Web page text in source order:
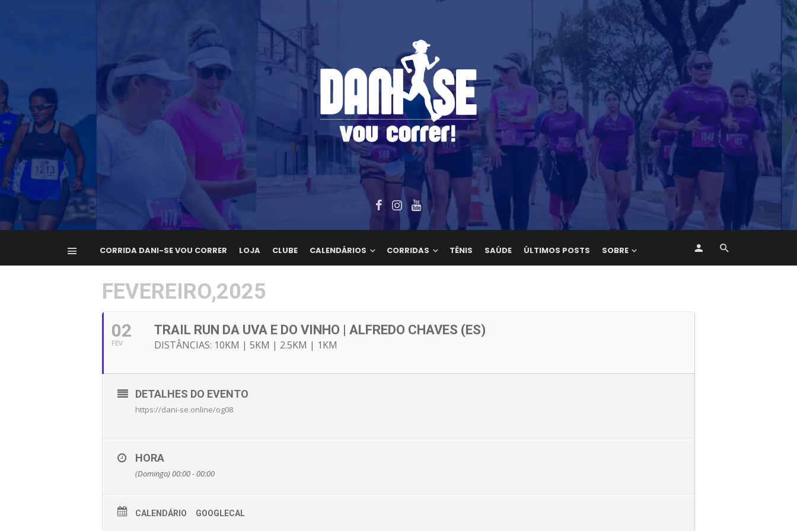
CORRIDA DANI-SE VOU CORRER LOJA CLUBE CALENDÁRIOS CORRIDAS TÊNIS SAÚDE ÚLTIMOS POSTS SOBRE
FEVEREIRO,2025
02
FEV
TRAIL RUN DA UVA E DO VINHO | ALFREDO CHAVES (ES)
DISTÂNCIAS: 10KM | 5KM | 2.5KM | 1KM
DETALHES DO EVENTO
https://dani-se.online/og08
HORA
(Domingo) 00:00 - 00:00
CALENDÁRIO GOOGLECAL